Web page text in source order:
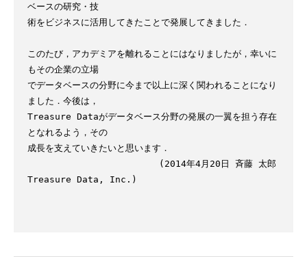
ベースの研究・技
術をビジネスに活用してきたことで発展してきました．
このたび，アカデミアを離れることにはなりましたが，幸いに
もその企業の立場
でデータベースの分野に今まで以上に深く関われることになり
ました．今後は，
Treasure Dataがデータベース分野の発展の一翼を担う存在
となれるよう，その
成長を支えていきたいと思います．
Treasure Data, Inc.)